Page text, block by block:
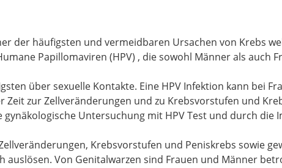
der häufigsten und vermeidbaren Ursachen von Krebs
Papillomaviren (HPV) , die sowohl Männer als auch
über sexuelle Kontakte. Eine HPV Infektion kann bei
Zeit zur Zellveränderungen und zu Krebsvorstufen und
Untersuchung mit HPV Test und durch die
Krebsvorstufen und Peniskrebs sowie
auslösen. Von Genitalwarzen sind Frauen und Männer